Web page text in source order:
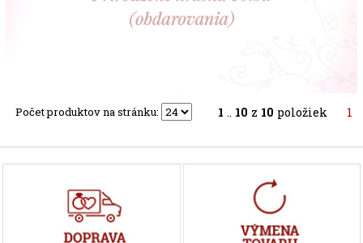
1 .. 10 z 10 položiek 1
Počet produktov na stránku: